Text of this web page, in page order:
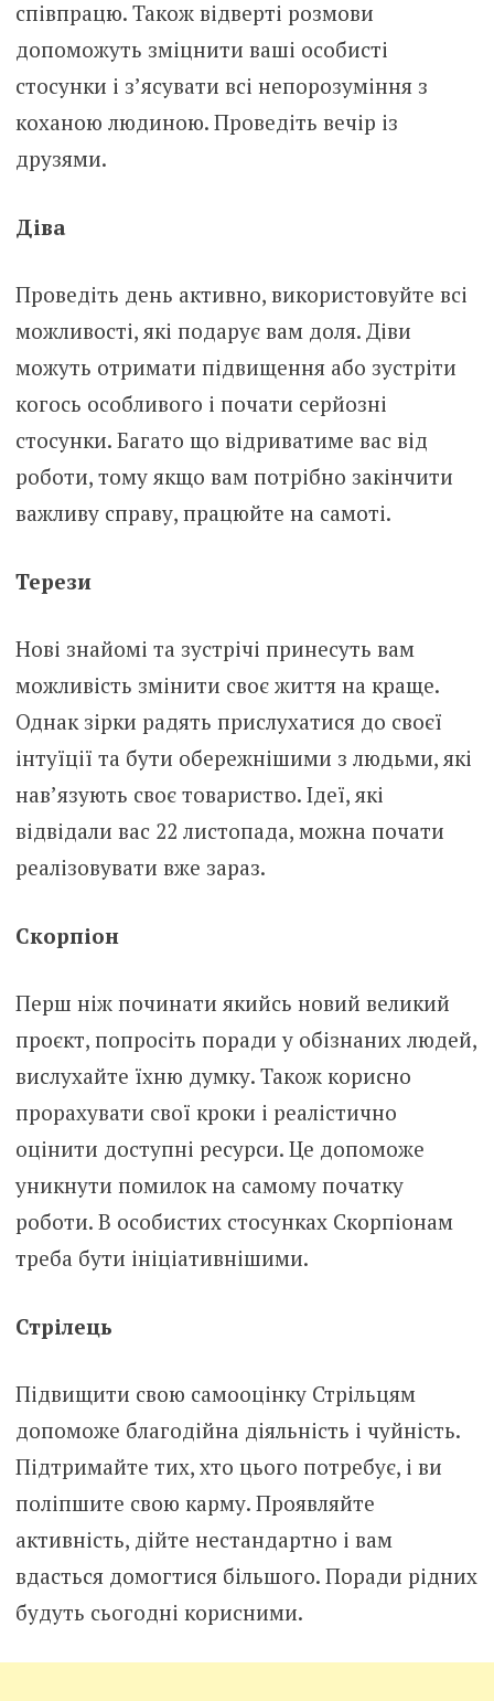
співпрацю. Також відверті розмови
допоможуть зміцнити ваші особисті
стосунки і з’ясувати всі непорозуміння з
коханою людиною. Проведіть вечір із
друзями.
Діва
Проведіть день активно, використовуйте всі
можливості, які подарує вам доля. Діви
можуть отримати підвищення або зустріти
когось особливого і почати серйозні
стосунки. Багато що відриватиме вас від
роботи, тому якщо вам потрібно закінчити
важливу справу, працюйте на самоті.
Терези
Нові знайомі та зустрічі принесуть вам
можливість змінити своє життя на краще.
Однак зірки радять прислухатися до своєї
інтуїції та бути обережнішими з людьми, які
нав’язують своє товариство. Ідеї, які
відвідали вас 22 листопада, можна почати
реалізовувати вже зараз.
Скорпіон
Перш ніж починати якийсь новий великий
проєкт, попросіть поради у обізнаних людей,
вислухайте їхню думку. Також корисно
прорахувати свої кроки і реалістично
оцінити доступні ресурси. Це допоможе
уникнути помилок на самому початку
роботи. В особистих стосунках Скорпіонам
треба бути ініціативнішими.
Стрілець
Підвищити свою самооцінку Стрільцям
допоможе благодійна діяльність і чуйність.
Підтримайте тих, хто цього потребує, і ви
поліпшите свою карму. Проявляйте
активність, дійте нестандартно і вам
вдасться домогтися більшого. Поради рідних
будуть сьогодні корисними.